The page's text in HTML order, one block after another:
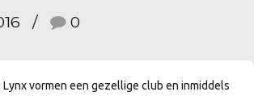
0
vormen een gezellige club en inmiddels